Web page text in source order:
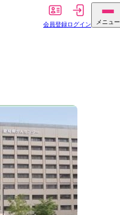
会員登録ログイン メニュー